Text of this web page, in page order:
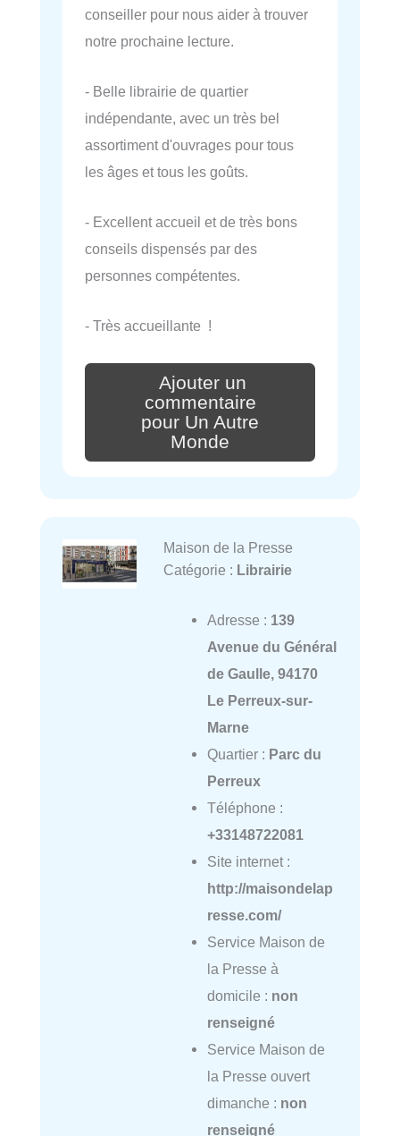
conseiller pour nous aider à trouver
notre prochaine lecture.
- Belle librairie de quartier
indépendante, avec un très bel
assortiment d'ouvrages pour tous
les âges et tous les goûts.
- Excellent accueil et de très bons
conseils dispensés par des
personnes compétentes.
- Très accueillante !
Ajouter un
commentaire
pour Un Autre
Monde
Maison de la Presse
Catégorie : Librairie
Adresse : 139
Avenue du Général
de Gaulle, 94170
Le Perreux-sur-
Marne
Quartier : Parc du
Perreux
Téléphone :
+33148722081
Site internet :
http://maisondelap
resse.com/
Service Maison de
la Presse à
domicile : non
renseigné
Service Maison de
la Presse ouvert
dimanche : non
renseigné